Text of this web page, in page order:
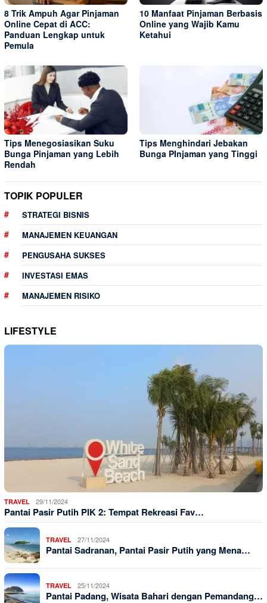
8 Trik Ampuh Agar Pinjaman
Online Cepat di ACC:
Panduan Lengkap untuk
Pemula
10 Manfaat Pinjaman Berbasis
Online yang Wajib Kamu
Ketahui
Tips Menegosiasikan Suku
Bunga Pinjaman yang Lebih
Rendah
Tips Menghindari Jebakan
Bunga PInjaman yang Tinggi
TOPIK POPULER
STRATEGI BISNIS
MANAJEMEN KEUANGAN
PENGUSAHA SUKSES
INVESTASI EMAS
MANAJEMEN RISIKO
LIFESTYLE
TRAVEL 29/11/2024
Pantai Pasir Putih PIK 2: Tempat Rekreasi Fav…
TRAVEL 27/11/2024
Pantai Sadranan, Pantai Pasir Putih yang Mena…
TRAVEL 25/11/2024
Pantai Padang, Wisata Bahari dengan Pemandang…